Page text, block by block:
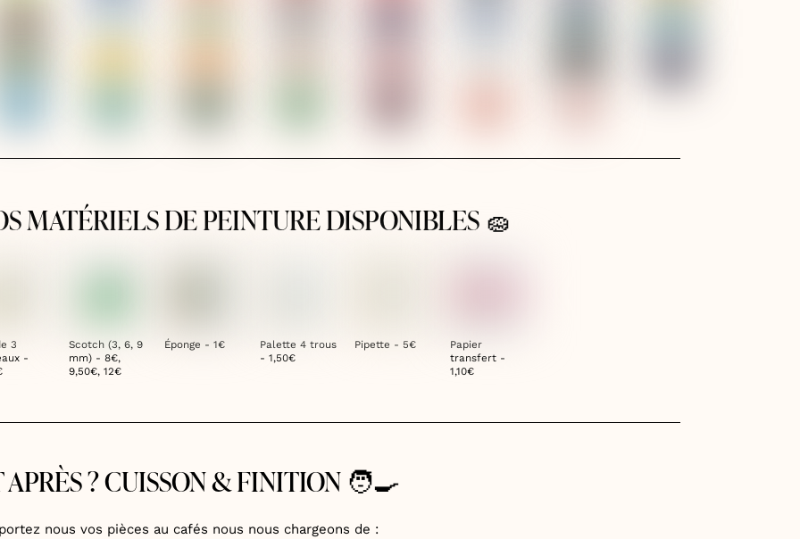
MATÉRIELS DE PEINTURE DISPONIBLES 🧽
3
-
Scotch (3, 6, 9
mm) - 8€,
9,50€, 12€
Éponge - 1€
Palette 4 trous
- 1,50€
Pipette - 5€
Papier
transfert -
1,10€
APRÈS ? CUISSON & FINITION 🧑‍🍳
nous vos pièces au cafés nous nous chargeons de :